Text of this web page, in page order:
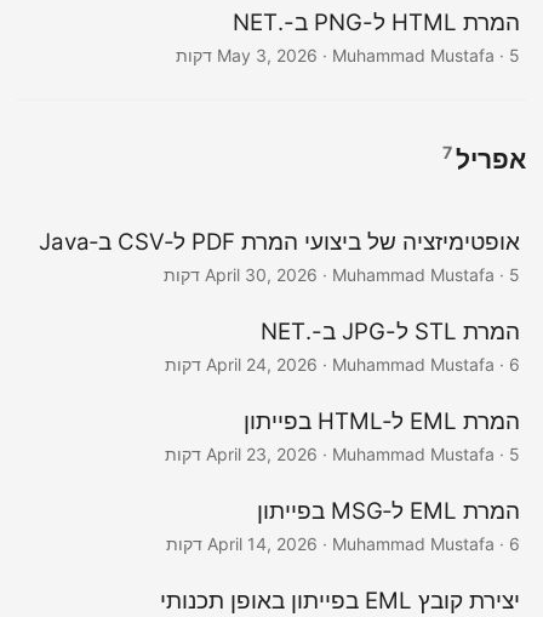
המרת HTML ל-PNG ב-.NET
May 3, 2026 · Muhammad Mustafa · 5 דקות
אפריל7
אופטימיזציה של ביצועי המרת PDF ל‑CSV ב‑Java
April 30, 2026 · Muhammad Mustafa · 5 דקות
המרת STL ל-JPG ב-.NET
April 24, 2026 · Muhammad Mustafa · 6 דקות
המרת EML ל‑HTML בפייתון
April 23, 2026 · Muhammad Mustafa · 5 דקות
המרת EML ל‑MSG בפייתון
April 14, 2026 · Muhammad Mustafa · 6 דקות
יצירת קובץ EML בפייתון באופן תכנותי